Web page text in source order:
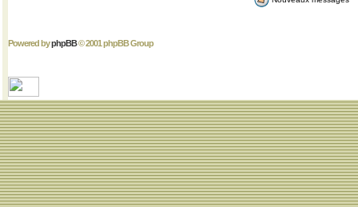
Powered byphpBB© 2001 phpBB Group